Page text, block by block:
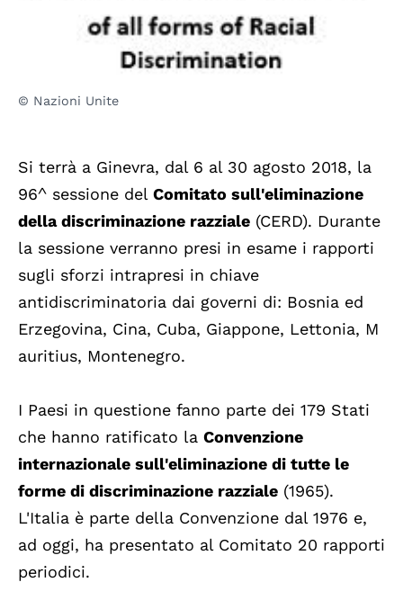
© Nazioni Unite
Si terrà a Ginevra, dal 6 al 30 agosto 2018, la
96^ sessione del Comitato sull'eliminazione
della discriminazione razziale (CERD). Durante
la sessione verranno presi in esame i rapporti
sugli sforzi intrapresi in chiave
antidiscriminatoria dai governi di: Bosnia ed
Erzegovina, Cina, Cuba, Giappone, Lettonia, M
auritius, Montenegro.
I Paesi in questione fanno parte dei 179 Stati
che hanno ratificato la Convenzione
internazionale sull'eliminazione di tutte le
forme di discriminazione razziale (1965).
L'Italia è parte della Convenzione dal 1976 e,
ad oggi, ha presentato al Comitato 20 rapporti
periodici.